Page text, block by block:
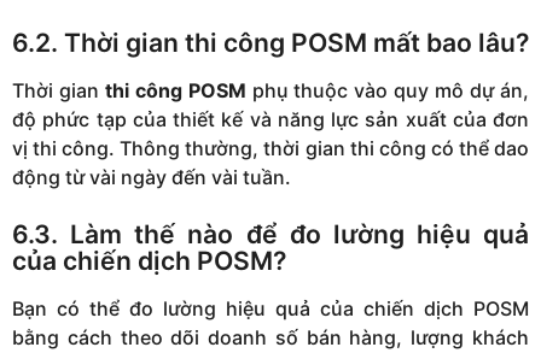
6.2. Thời gian thi công POSM mất bao lâu?
Thời gian thi công POSM phụ thuộc vào quy mô dự án,
độ phức tạp của thiết kế và năng lực sản xuất của đơn
vị thi công. Thông thường, thời gian thi công có thể dao
động từ vài ngày đến vài tuần.
6.3. Làm thế nào để đo lường hiệu quả
của chiến dịch POSM?
Bạn có thể đo lường hiệu quả của chiến dịch POSM
bằng cách theo dõi doanh số bán hàng, lượng khách